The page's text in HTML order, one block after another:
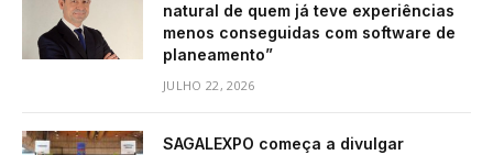
natural de quem já teve experiências
menos conseguidas com software de
planeamento”
JULHO 22, 2026
SAGALEXPO começa a divulgar